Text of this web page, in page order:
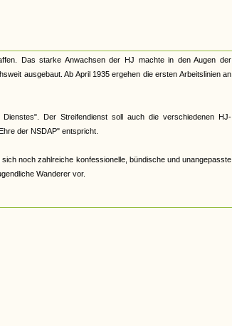
Das starke Anwachsen der HJ machte in den Augen der
ausgebaut. Ab April 1935 ergehen die ersten Arbeitslinien an
Der Streifendienst soll auch die verschiedenen HJ-
der NSDAP" entspricht.
noch zahlreiche konfessionelle, bündische und unangepasste
Wanderer vor.